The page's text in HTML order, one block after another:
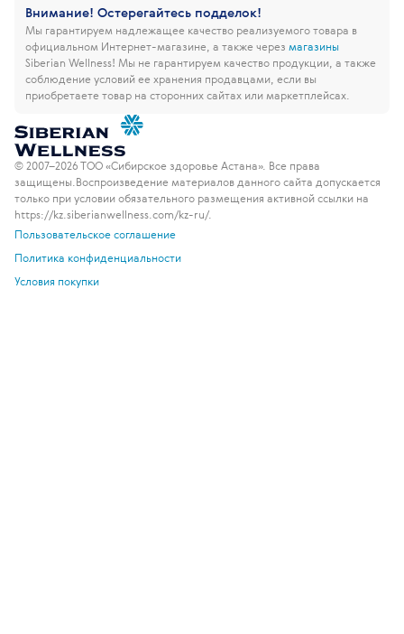
Внимание! Остерегайтесь подделок!
Мы гарантируем надлежащее качество реализуемого товара в
официальном Интернет-магазине, а также через магазины
Siberian Wellness! Мы не гарантируем качество продукции, а также
соблюдение условий ее хранения продавцами, если вы
приобретаете товар на сторонних сайтах или маркетплейсах.
© 2007–2026 ТОО «Сибирское здоровье Астана». Все права
защищены. Воспроизведение материалов данного сайта допускается
только при условии обязательного размещения активной ссылки на
https://kz.siberianwellness.com/kz-ru/.
Пользовательское соглашение
Политика конфиденциальности
Условия покупки